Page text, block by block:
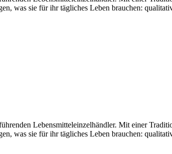
was sie für ihr tägliches Leben brauchen:
Lebensmitteleinzelhändler. Mit einer
was sie für ihr tägliches Leben brauchen: